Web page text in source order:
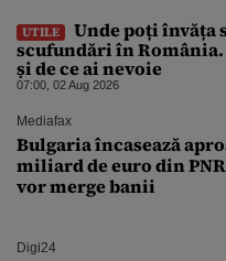
UTILE
Unde poți învăța
scufundări în România.
și de ce ai nevoie
07:00, 02 Aug 2026
Mediafax
Bulgaria încasează
miliard de euro din
vor merge banii
Digi24